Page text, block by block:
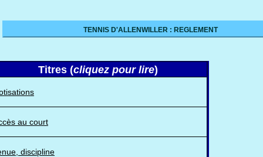
TENNIS D'ALLENWILLER : REGLEMENT
Titres (cliquez pour lire)
au court
discipline